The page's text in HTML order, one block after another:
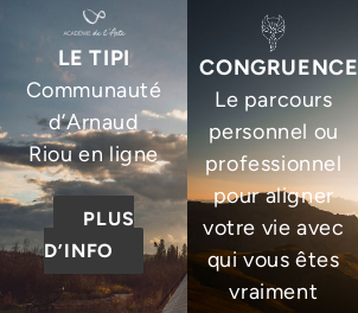
LE TIPI
Communauté
d’Arnaud
Riou en ligne
PLUS
D’INFO
CONGRUENCE
Le parcours
personnel ou
professionnel
pour aligner
votre vie avec
qui vous êtes
vraiment